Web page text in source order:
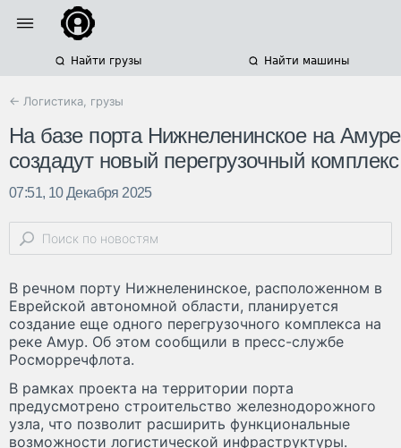
Найти грузы Найти машины
← Логистика, грузы
На базе порта Нижнеленинское на Амуре
создадут новый перегрузочный комплекс
07:51, 10 Декабря 2025
В речном порту Нижнеленинское, расположенном в
Еврейской автономной области, планируется
создание еще одного перегрузочного комплекса на
реке Амур. Об этом сообщили в пресс-службе
Росморречфлота.
В рамках проекта на территории порта
предусмотрено строительство железнодорожного
узла, что позволит расширить функциональные
возможности логистической инфраструктуры.